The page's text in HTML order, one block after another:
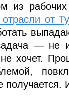
из
отрасли от
— не
хочет.